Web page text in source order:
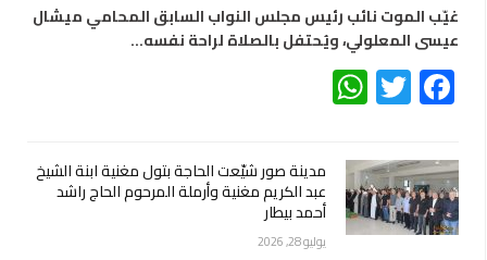
غيّب الموت نائب رئيس مجلس النواب السابق المحامي ميشال
عيسى المعلولي، ويُحتفل بالصلاة لراحة نفسه…
Facebook
Twitter
مدينة صور شيّعت الحاجة بتول مغنية ابنة الشيخ
عبد الكريم مغنية وأرملة المرحوم الحاج راشد
أحمد بيطار
يوليو 28, 2026